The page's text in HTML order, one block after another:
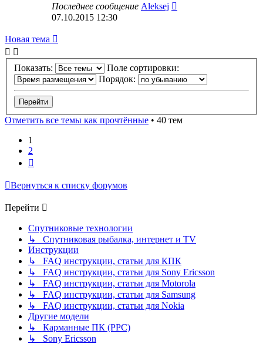
Последнее сообщение Aleksej
07.10.2015 12:30
Новая тема
Показать:
Поле сортировки:
Порядок:
Отметить все темы как прочтённые • 40 тем
1
2
Вернуться к списку форумов
Перейти
Спутниковые технологии
↳ Спутниковая рыбалка, интернет и TV
Инструкции
↳ FAQ инструкции, статьи для КПК
↳ FAQ инструкции, статьи для Sony Ericsson
↳ FAQ инструкции, статьи для Motorola
↳ FAQ инструкции, статьи для Samsung
↳ FAQ инструкции, статьи для Nokia
Другие модели
↳ Карманные ПК (PPC)
↳ Sony Ericsson